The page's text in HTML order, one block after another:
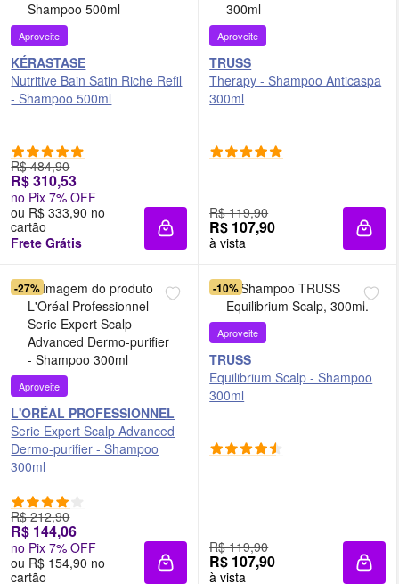
Aproveite
KÉRASTASE
Nutritive Bain Satin Riche Refil
- Shampoo 500ml
R$ 484,90
R$ 310,53
no Pix 7% OFF
ou R$ 333,90 no
cartão
Frete Grátis
Adicionar à sacola
Aproveite
TRUSS
Therapy - Shampoo Anticaspa
300ml
R$ 119,90
R$ 107,90
à vista
-27%
Aproveite
L'ORÉAL PROFESSIONNEL
Serie Expert Scalp Advanced
Dermo-purifier - Shampoo
300ml
R$ 212,90
R$ 144,06
no Pix 7% OFF
ou R$ 154,90 no
cartão
Adicionar à sacola
-10%
Aproveite
TRUSS
Equilibrium Scalp - Shampoo
300ml
R$ 119,90
R$ 107,90
à vista